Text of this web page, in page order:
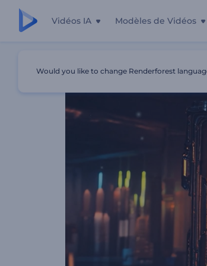
Vidéos IA Modèles de Vidéos
Would you like to change Renderforest